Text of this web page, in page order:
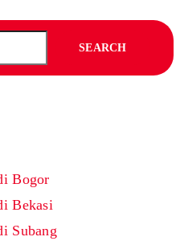
SEARCH
Bogor
Bekasi
Subang